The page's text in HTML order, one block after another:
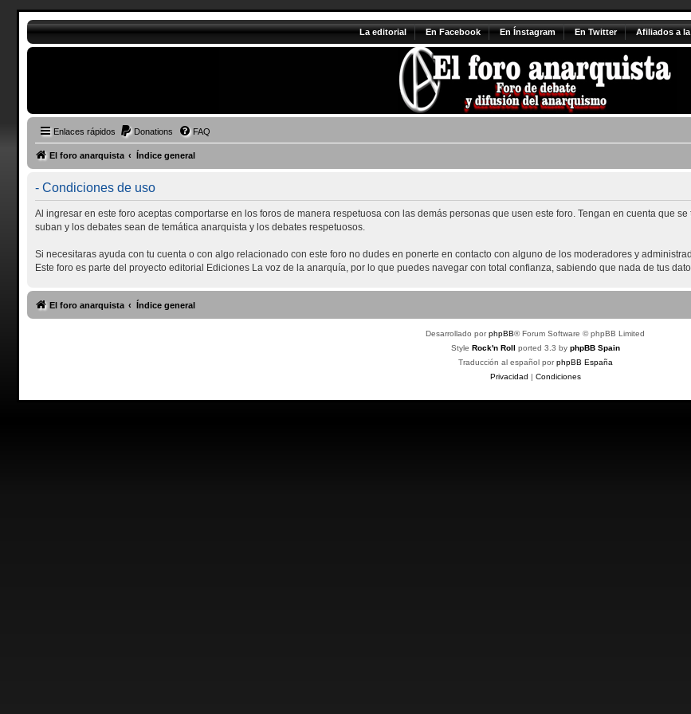
La editorial En Facebook En Ínstagram En Twitter Afiliados a la
Enlaces rápidos Donations FAQ
El foro anarquista Índice general
- Condiciones de uso
Al ingresar en este foro aceptas comportarse en los foros de manera respetuosa con las demás personas que usen este foro. Tengan en cuenta que
suban y los debates sean de temática anarquista y los debates respetuosos.
Si necesitaras ayuda con tu cuenta o con algo relacionado con este foro no dudes en ponerte en contacto con alguno de los moderadores y
Este foro es parte del proyecto editorial Ediciones La voz de la anarquía, por lo que puedes navegar con total confianza, sabiendo que nada de tus
El foro anarquista Índice general
Desarrollado porphpBB® Forum Software © phpBB Limited
Style Rock'n Roll ported 3.3 by phpBB Spain
Traducción al español porphpBB España
Privacidad | Condiciones